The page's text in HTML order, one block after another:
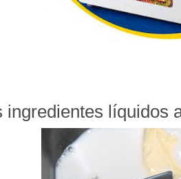
ingredientes líquidos